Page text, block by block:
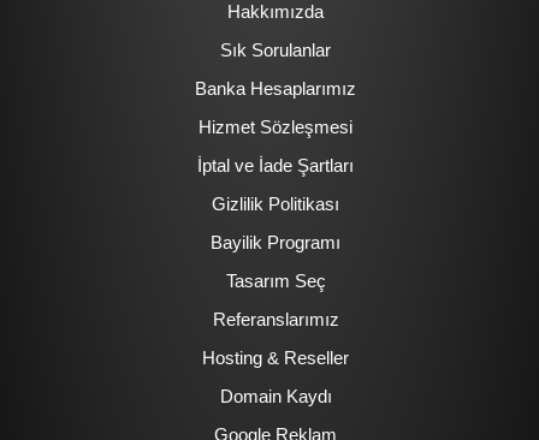
Hakkımızda
Sık Sorulanlar
Banka Hesaplarımız
Hizmet Sözleşmesi
İptal ve İade Şartları
Gizlilik Politikası
Bayilik Programı
Tasarım Seç
Referanslarımız
Hosting & Reseller
Domain Kaydı
Google Reklam